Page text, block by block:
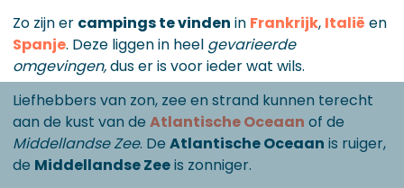
Zo zijn er campings te vinden in Frankrijk, Italië en
Spanje. Deze liggen in heel gevarieerde
omgevingen,dus er is voor ieder wat wils.
Liefhebbers van zon, zee en strand kunnen terecht
aan de kust van de Atlantische Oceaan of de
Middellandse Zee. De Atlantische Oceaan is ruiger,
de Middellandse Zeeis zonniger.